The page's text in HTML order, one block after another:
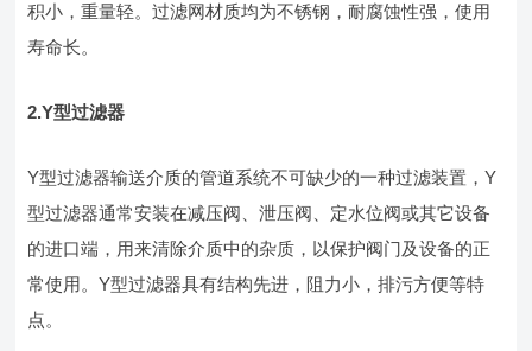
积小，重量轻。过滤网材质均为不锈钢，耐腐蚀性强，使用
寿命长。
2.Y型过滤器
Y型过滤器输送介质的管道系统不可缺少的一种过滤装置，Y
型过滤器通常安装在减压阀、泄压阀、定水位阀或其它设备
的进口端，用来清除介质中的杂质，以保护阀门及设备的正
常使用。Y型过滤器具有结构先进，阻力小，排污方便等特
点。